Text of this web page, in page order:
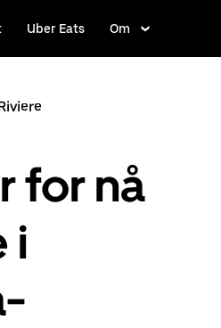
Uber Eats Om
for nå
i